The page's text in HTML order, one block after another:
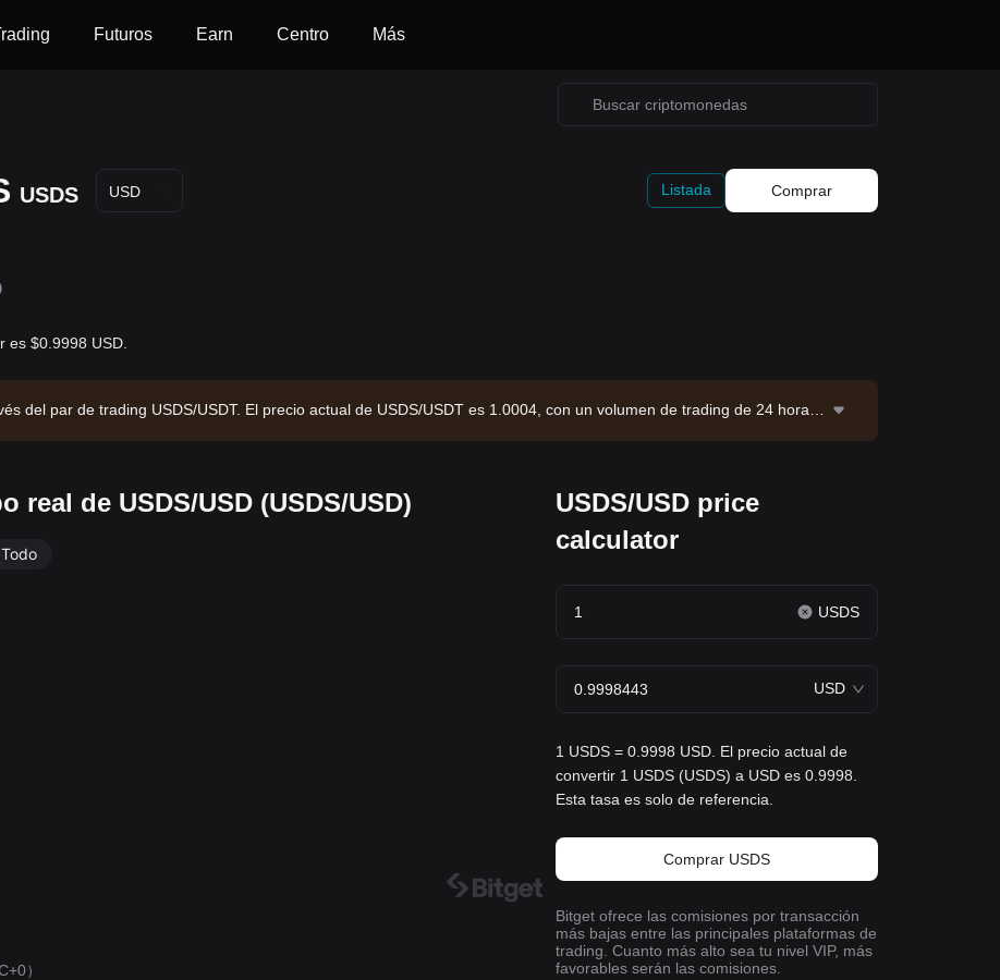
Futuros Earn Centro Más
USDS USD Listada Comprar
es $0.9998 USD.
del par de trading USDS/USDT. El precio actual de USDS/USDT es 1.0004, con un volumen de trading de 24 horas
real de USDS/USD (USDS/USD)
Todo
）
USDS/USD price
calculator
USDS
USD
1 USDS = 0.9998 USD. El precio actual de
convertir 1 USDS (USDS) a USD es 0.9998.
Esta tasa es solo de referencia.
Comprar USDS
Bitget ofrece las comisiones por transacción
más bajas entre las principales plataformas de
trading. Cuanto más alto sea tu nivel VIP, más
favorables serán las comisiones.